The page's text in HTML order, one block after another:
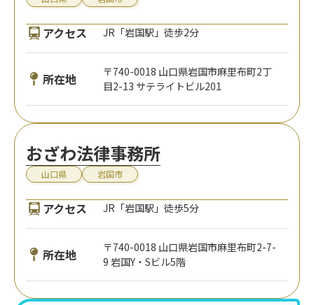
アクセス JR「岩国駅」徒歩2分
所在地
〒740-0018 山口県岩国市麻里布町2丁
目2-13 サテライトビル201
おざわ法律事務所
山口県 岩国市
アクセス JR「岩国駅」徒歩5分
所在地
〒740-0018 山口県岩国市麻里布町2-7-
9 岩国Y・Sビル5階